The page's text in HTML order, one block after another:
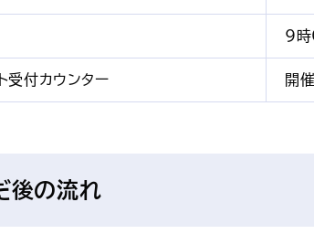
9
受付カウンター 開
後の流れ